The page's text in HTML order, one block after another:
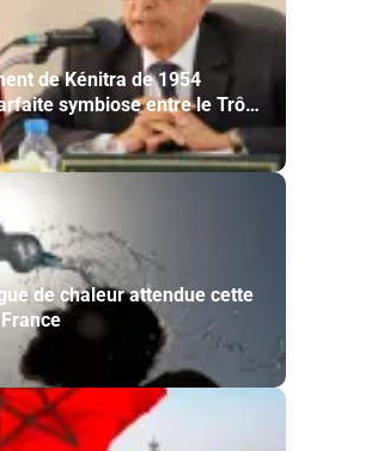
de Kénitra de 1954
symbiose entre le Trône
l’unité de volonté et de
Ktiri)
de chaleur attendue cette